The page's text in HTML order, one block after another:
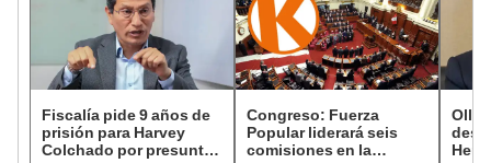
Fiscalía pide 9 años de
prisión para Harvey
Colchado por presunta
Congreso: Fuerza
Popular liderará seis
comisiones en la